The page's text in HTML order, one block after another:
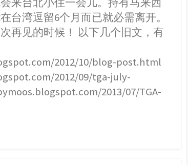
台湾逗留6个月而已就必需离开。
再见的时候！ 以下几个旧文，有
2012/10/blog-post.html
2012/09/tga-july-
2013/07/TGA-